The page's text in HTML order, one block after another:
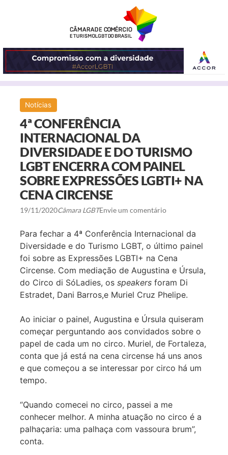
O
MENU
Notícias
4ª CONFERÊNCIA
INTERNACIONAL DA
DIVERSIDADE E DO TURISMO
LGBT ENCERRA COM PAINEL
SOBRE EXPRESSÕES LGBTI+ NA
CENA CIRCENSE
19/11/2020Câmara LGBTEnvie um comentário
Para fechar a 4ª Conferência Internacional da
Diversidade e do Turismo LGBT, o último painel
foi sobre as Expressões LGBTI+ na Cena
Circense. Com mediação de Augustina e Úrsula,
do Circo di SóLadies, osspeakers foram Di
Estradet, Dani Barros,e Muriel Cruz Phelipe.
Ao iniciar o painel, Augustina e Úrsula quiseram
começar perguntando aos convidados sobre o
papel de cada um no circo. Muriel, de Fortaleza,
conta que já está na cena circense há uns anos
e que começou a se interessar por circo há um
tempo.
“Quando comecei no circo, passei a me
conhecer melhor. A minha atuação no circo é a
palhaçaria: uma palhaça com vassoura brum”,
conta.